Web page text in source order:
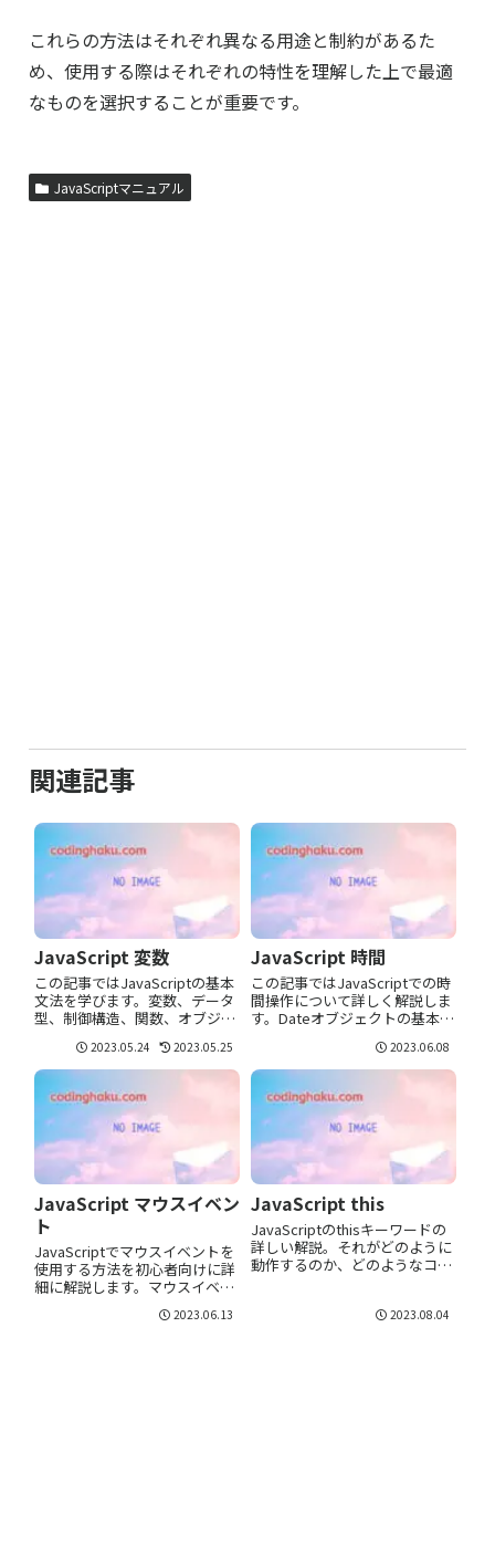
これらの方法はそれぞれ異なる用途と制約があるた
め、使用する際はそれぞれの特性を理解した上で最適
なものを選択することが重要です。
JavaScriptマニュアル
関連記事
JavaScript 変数
この記事ではJavaScriptの基本
文法を学びます。変数、データ
型、制御構造、関数、オブジェ
ドです。 2023.05.24 2023.05.25
JavaScript 時間
この記事ではJavaScriptでの時
間操作について詳しく解説しま
す。Dateオブジェクトの基本的
定、操作まで幅広くカバーしま
す。
2023.06.08
JavaScript マウスイベン
ト
JavaScriptでマウスイベントを
使用する方法を初心者向けに詳
細に解説します。マウスイベン
トの種類、イベントリスナーの
付け方、各イベントの使い方ま
2023.06.13
JavaScript this
JavaScriptのthisキーワードの
詳しい解説。それがどのように
動作するのか、どのようなコン
2023.08.04